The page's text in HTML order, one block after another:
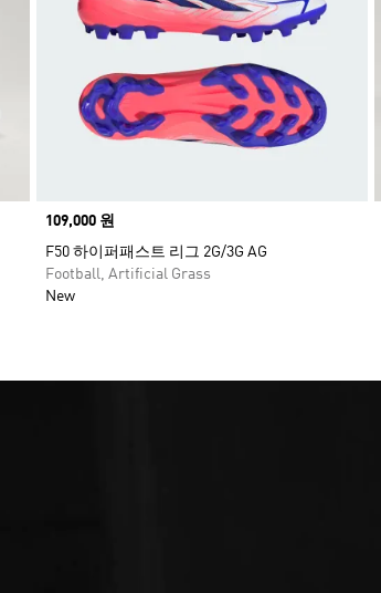
Price
109,000 원
F50 하이퍼패스트 리그 2G/3G AG
Football, Artificial Grass
New